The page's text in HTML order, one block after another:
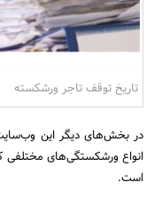
تاریخ توقف تاجر ورشکسته
در بخش‌های دیگر این
انواع ورشکستگی‌های
است.